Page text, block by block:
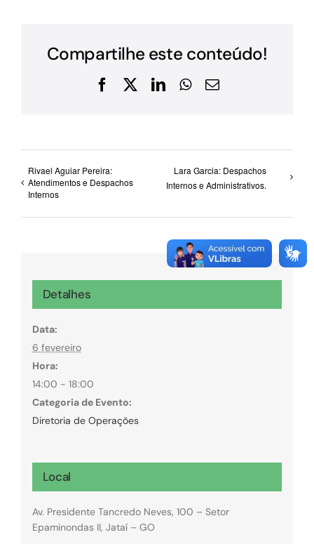
Compartilhe este conteúdo!
FacebookLinkedInWhatsApp
E-
Rivael Aguiar Pereira:
Atendimentos e Despachos
Internos
Lara Garcia: Despachos
Internos e Administrativos.
Detalhes
Data:
6 fevereiro
Hora:
14:00 - 18:00
Categoria de Evento:
Diretoria de Operações
Local
Av. Presidente Tancredo Neves, 100 – Setor
Epaminondas II, Jataí – GO